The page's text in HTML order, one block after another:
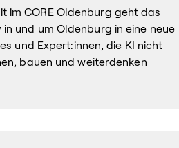
im CORE Oldenburg geht das
und um Oldenburg in eine neue
und Expert:innen, die KI nicht
bauen und weiterdenken